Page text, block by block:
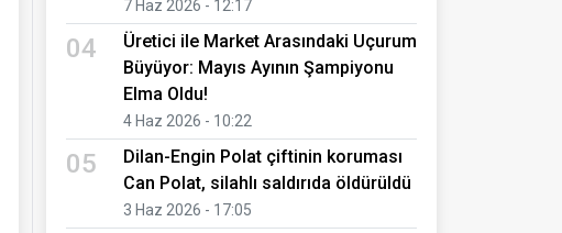
7 Haz 2026 - 12:17
04
Üretici ile Market Arasındaki Uçurum
Büyüyor: Mayıs Ayının Şampiyonu
Elma Oldu!
4 Haz 2026 - 10:22
05
Dilan-Engin Polat çiftinin koruması
Can Polat, silahlı saldırıda öldürüldü
3 Haz 2026 - 17:05